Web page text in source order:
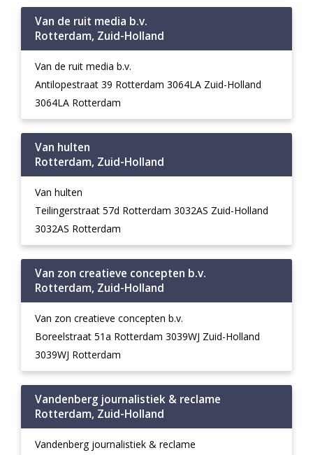
Van de ruit media b.v.
Rotterdam, Zuid-Holland
Van de ruit media b.v.
Antilopestraat 39 Rotterdam 3064LA Zuid-Holland
3064LA Rotterdam
Van hulten
Rotterdam, Zuid-Holland
Van hulten
Teilingerstraat 57d Rotterdam 3032AS Zuid-Holland
3032AS Rotterdam
Van zon creatieve concepten b.v.
Rotterdam, Zuid-Holland
Van zon creatieve concepten b.v.
Boreelstraat 51a Rotterdam 3039WJ Zuid-Holland
3039WJ Rotterdam
Vandenberg journalistiek & reclame
Rotterdam, Zuid-Holland
Vandenberg journalistiek & reclame